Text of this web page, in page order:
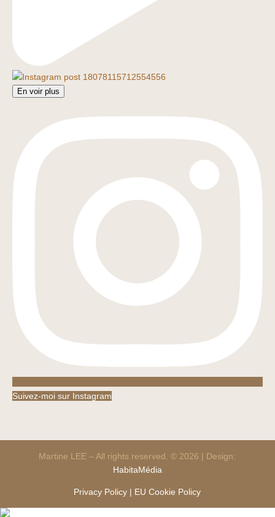
En voir plus
Suivez-moi sur Instagram
Martine LEE – All rights reserved. © 2026 | Design:
HabitaMédia
Privacy Policy | EU Cookie Policy